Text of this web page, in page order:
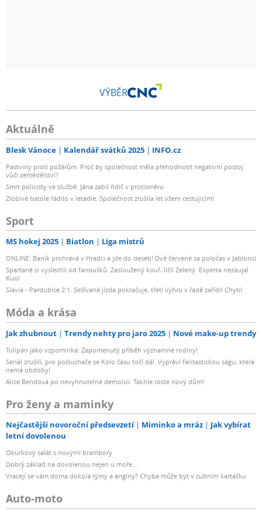
VÝBĚR
Aktuálně
Blesk Vánoce Kalendář svátků 2025 INFO.cz
Pastviny proti požárům. Proč by společnost měla přehodnotit negativní postoj
vůči zemědělství?
Smrt policisty ve službě: Jána zabil řidič v protisměru
Zlobivé batole řádilo v letadle: Společnost zrušila let všem cestujícím!
Sport
MS hokej 2025 Biatlon Liga mistrů
ONLINE: Baník prohrává v Hradci a jde do deseti! Dvě červené za poločas v Jablonci
Sparťané si vyslechli od fanoušků. Zasloužený kouř, líčil Zelený. Experta nezaujal
Kuol
Slavia - Pardubice 2:1. Sešívaná jízda pokračuje, třetí výhru v řadě zařídil Chytil
Móda a krása
Jak zhubnout Trendy nehty pro jaro 2025 Nové make-up trendy
Tulipán jako vzpomínka: Zapomenutý příběh významné rodiny!
Seriál zrušili, pro posluchače se Kolo času točí dál. Vypráví fantastickou ságu, která
nemá obdoby!
Alice Bendová po nevyhnutelné demolici: Takhle roste nový dům!
Pro ženy a maminky
Nejčastější novoroční předsevzetí Miminko a mráz
Jak vybírat
letní dovolenou
Okurkový salát s novými brambory
Dobrý základ na dovolenou nejen u moře...
Vracejí se vám doma dokola rýmy a angíny? Chyba může být v zubním kartáčku
Auto-moto